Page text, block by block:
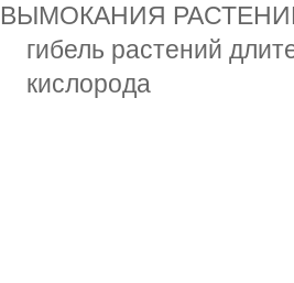
ВЫМОКАНИЯ
гибель растений
кислорода